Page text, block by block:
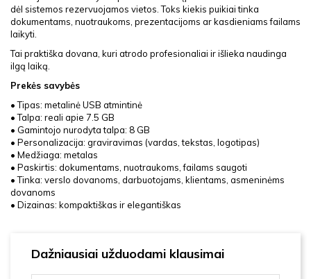
dėl sistemos rezervuojamos vietos. Toks kiekis puikiai tinka
dokumentams, nuotraukoms, prezentacijoms ar kasdieniams failams
laikyti.
Tai praktiška dovana, kuri atrodo profesionaliai ir išlieka naudinga
ilgą laiką.
Prekės savybės
• Tipas: metalinė USB atmintinė
• Talpa: reali apie 7.5 GB
• Gamintojo nurodyta talpa: 8 GB
• Personalizacija: graviravimas (vardas, tekstas, logotipas)
• Medžiaga: metalas
• Paskirtis: dokumentams, nuotraukoms, failams saugoti
• Tinka: verslo dovanoms, darbuotojams, klientams, asmeninėms
dovanoms
• Dizainas: kompaktiškas ir elegantiškas
Dažniausiai užduodami klausimai